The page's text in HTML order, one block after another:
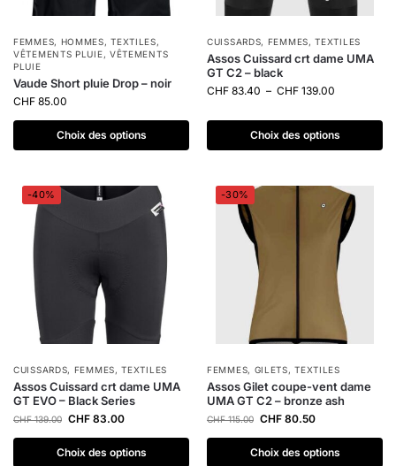
FEMMES, HOMMES,TEXTILES,
VÊTEMENTS PLUIE, VÊTEMENTS
PLUIE
Vaude Short pluie Drop – noir
CHF 85.00
Choix des options
CUISSARDS, FEMMES,TEXTILES
Assos Cuissard crt dame UMA
GT C2 – black
CHF 83.40 – CHF 139.00
Choix des options
-40%
CUISSARDS, FEMMES,TEXTILES
Assos Cuissard crt dame UMA
GT EVO – Black Series
CHF139.00 CHF 83.00
Choix des options
-30%
FEMMES, GILETS,TEXTILES
Assos Gilet coupe-vent dame
UMA GT C2 – bronze ash
CHF115.00 CHF 80.50
Choix des options